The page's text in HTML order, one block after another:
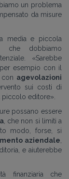
un problema
da misure
media e piccola
che dobbiamo
«Sarebbe
esempio con il
agevolazioni
sui costi di
editore».
possano essere
, che non si limiti a
modo, forse, si
aziendale
e aiuterebbe
finanziaria che